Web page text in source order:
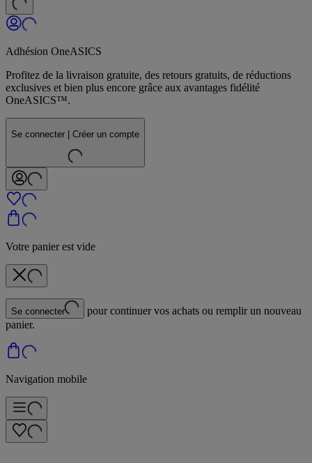
Adhésion OneASICS
Profitez de la livraison gratuite, des retours gratuits, de réductions
exclusives et bien plus encore grâce aux avantages fidélité
OneASICS™.
Se connecter | Créer un compte
Votre panier est vide
Se connecter
pour continuer vos achats ou remplir un nouveau
panier.
Navigation mobile